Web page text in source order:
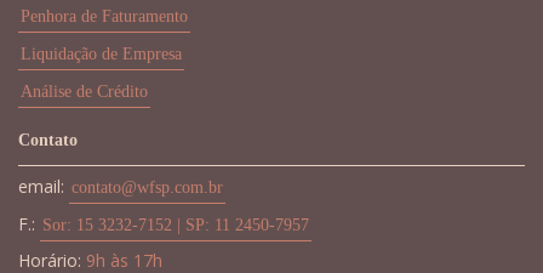
Penhora de Faturamento
Liquidação de Empresa
Análise de Crédito
Contato
email: contato@wfsp.com.br
F.: Sor: 15 3232-7152 | SP: 11 2450-7957
Horário: 9h às 17h